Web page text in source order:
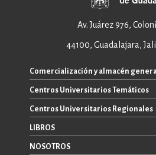
Av. Juárez 976,
44100, Guadalajara,
Comercialización y almacén
+52 33 3640 6326
+52 33 3640 4595
ventas@editorial.udg.mx
WhatsApp: +52 33 1433 6869
Centros Universitarios Temáticos
CUAAD
CUCEA
Centros Universitarios Regionales
CUALTOS
CUCHAPALA
LIBROS
TODOS LOS LIBROS
NOSOTROS